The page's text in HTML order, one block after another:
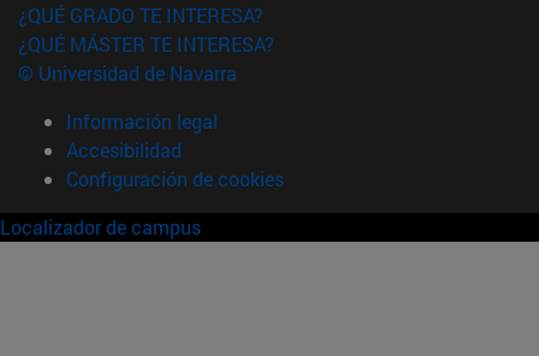
¿QUÉ GRADO TE INTERESA?
¿QUÉ MÁSTER TE INTERESA?
© Universidad de Navarra
Información legal
Accesibilidad
Configuración de cookies
Localizador de campus